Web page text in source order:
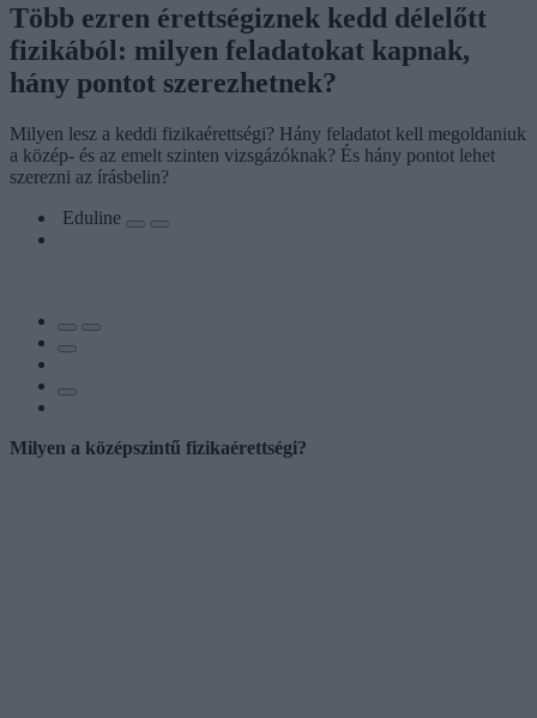
Több ezren érettségiznek kedd délelőtt
fizikából: milyen feladatokat kapnak,
hány pontot szerezhetnek?
Milyen lesz a keddi fizikaérettségi? Hány feladatot kell megoldaniuk
a közép- és az emelt szinten vizsgázóknak? És hány pontot lehet
szerezni az írásbelin?
Eduline
Milyen a középszintű fizikaérettségi?